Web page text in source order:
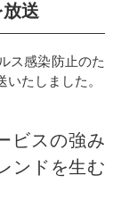
送
ス感染防止のた
たしました。
ビスの強み
ンドを生む